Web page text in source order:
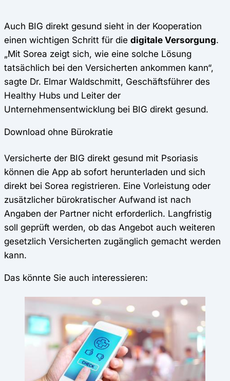
Auch BIG direkt gesund sieht in der Kooperation
einen wichtigen Schritt für die digitale Versorgung.
„Mit Sorea zeigt sich, wie eine solche Lösung
tatsächlich bei den Versicherten ankommen kann“,
sagte Dr. Elmar Waldschmitt, Geschäftsführer des
Healthy Hubs und Leiter der
Unternehmensentwicklung bei BIG direkt gesund.
Download ohne Bürokratie
Versicherte der BIG direkt gesund mit Psoriasis
können die App ab sofort herunterladen und sich
direkt bei Sorea registrieren. Eine Vorleistung oder
zusätzlicher bürokratischer Aufwand ist nach
Angaben der Partner nicht erforderlich. Langfristig
soll geprüft werden, ob das Angebot auch weiteren
gesetzlich Versicherten zugänglich gemacht werden
kann.
Das könnte Sie auch interessieren: